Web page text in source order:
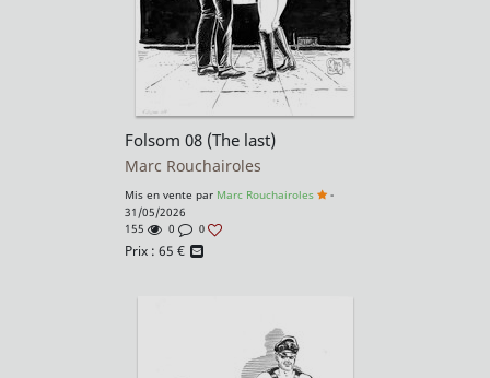
Folsom 08 (The last)
Marc Rouchairoles
Mis en vente par Marc Rouchairoles
-
31/05/2026
155
0 0
Prix : 65 €